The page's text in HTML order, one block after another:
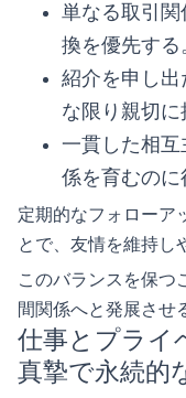
単なる取引
換を優先する
紹介を申し
な限り親切
一貫した相
係を育むのに
定期的なフォローア
とで、友情を維持し
このバランスを保つ
間関係へと発展させ
仕事とプライ
真摯で永続的